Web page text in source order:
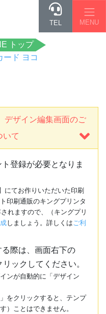
TEL MENU
トップ
ード ヨコ
デザイン編集画面のご
いて
登録が必要となりま
にてお作りいただいた印刷
印刷通販のキングプリンタ
れますので、（キングプリ
しましょう。詳しくは ご利
際は、画面右下の
リックしてください。
ンが自動的に「デザイン
をクリックすると、テンプ
）ことはできません。